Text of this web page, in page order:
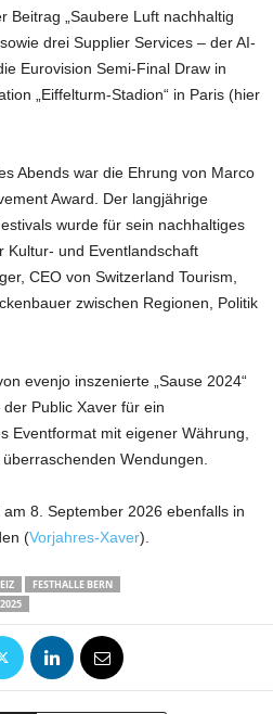
Beitrag „Saubere Luft nachhaltig
drei Supplier Services – der AI-
Eurovision Semi-Final Draw in
„Eiffelturm-Stadion“ in Paris (hier
Abends war die Ehrung von Marco
Award. Der langjährige
wurde für sein nachhaltiges
Kultur- und Eventlandschaft
CEO von Switzerland Tourism,
zwischen Regionen, Politik
evenjo inszenierte „Sause 2024“
Public Xaver für ein
Eventformat mit eigener Währung,
Wendungen.
8. September 2026 ebenfalls in
(Vorjahres-Xaver).
FESTHALLE BERN